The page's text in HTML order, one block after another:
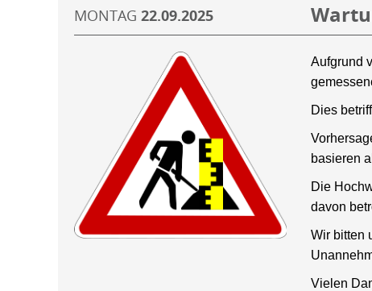
MONTAG 22.09.2025
Aufgrund
Dies
basieren
Die
davon
Wir bitten
Vielen